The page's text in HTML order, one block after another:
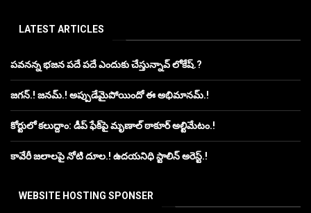
LATEST ARTICLES
పవనన్న భజన పదే పదే ఎందుకు చేస్తున్నావ్ లోకేష్.?
జగన్.! జనమ్.! అప్పుడేమైపోయిందో ఈ అభిమానమ్.!
కోర్టులో కలుద్దాం: డీప్ ఫేక్‌పై మృణాల్ ఠాకూర్ అల్టిమేటం.!
కావేరీ జలాలపై నోటి దూల.! ఉదయనిధి స్టాలిన్ అరెస్ట్.!
WEBSITE HOSTING SPONSER